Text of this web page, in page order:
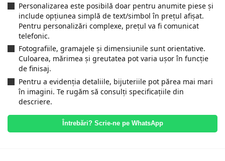
Personalizarea este posibilă doar pentru anumite piese și
include opțiunea simplă de text/simbol în prețul afișat.
Pentru personalizări complexe, prețul va fi comunicat
telefonic.
Fotografiile, gramajele și dimensiunile sunt orientative.
Culoarea, mărimea și greutatea pot varia ușor în funcție
de finisaj.
Pentru a evidenția detaliile, bijuteriile pot părea mai mari
în imagini. Te rugăm să consulți specificațiile din
descriere.
Întrebări? Scrie-ne pe WhatsApp